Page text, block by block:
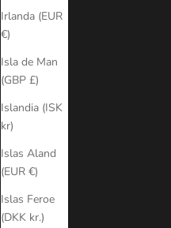
Irlanda (EUR
€)
Isla de Man
(GBP £)
Islandia (ISK
kr)
Islas Aland
(EUR €)
Islas Feroe
(DKK kr.)